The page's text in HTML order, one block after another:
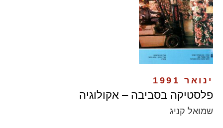
ינואר 1991
פלסטיקה בסביבה – אקולוגיה
שמואל קניג